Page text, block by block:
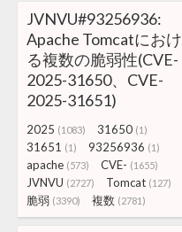
JVNVU#93256936:
Apache Tomcatにおけ
る複数の脆弱性(CVE-
2025-31650、CVE-
2025-31651)
2025 (1083) 31650 (1)
31651 (1) 93256936 (1)
apache (573) CVE- (1655)
JVNVU (2727) Tomcat (127)
脆弱 (3390) 複数 (2781)